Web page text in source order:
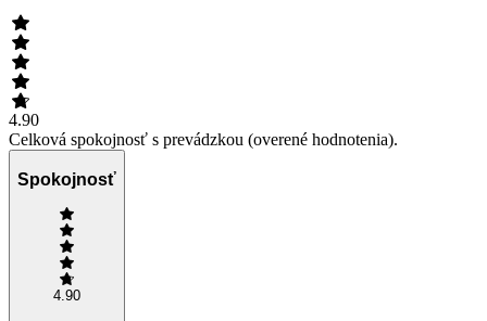
4.90
Celková spokojnosť s prevádzkou (overené hodnotenia).
Spokojnosť
4.90